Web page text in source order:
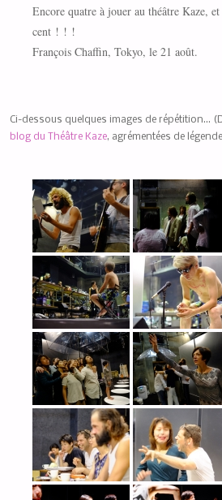
Encore quatre à jouer au théâtre Kaze,
cent ! ! !
François Chaffin, Tokyo, le 21 août.
Ci-dessous quelques images de répétition…
blog du Théâtre Kaze, agrémentées de